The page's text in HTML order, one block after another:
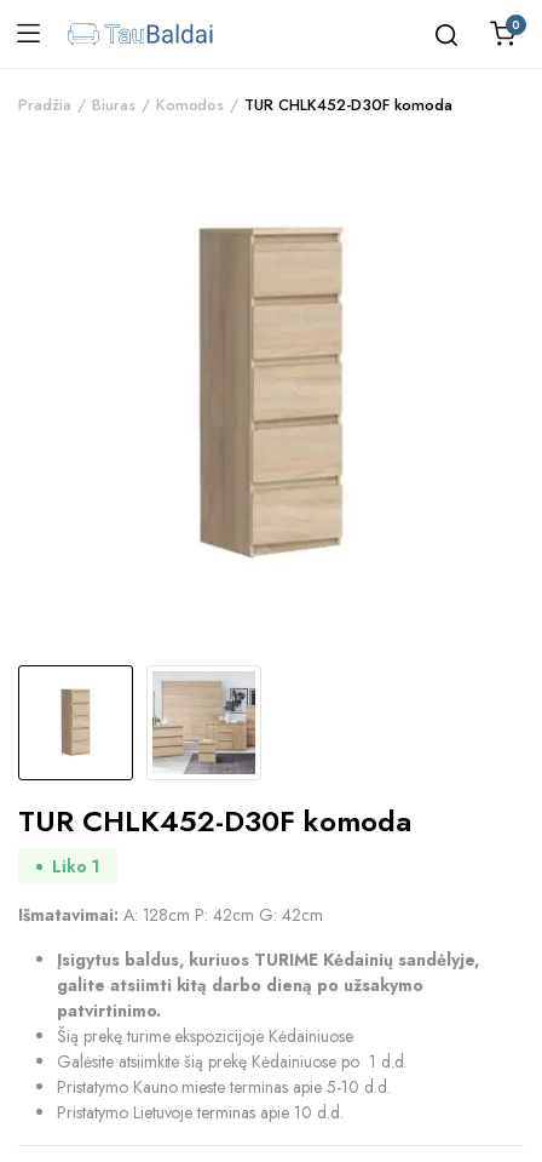
0
Pradžia Biuras Komodos TUR CHLK452-D30F komoda
TUR CHLK452-D30F komoda
Liko 1
Išmatavimai: A: 128cm P: 42cm G: 42cm
Įsigytus baldus, kuriuos TURIME Kėdainių sandėlyje,
galite atsiimti kitą darbo dieną po užsakymo
patvirtinimo.
Šią prekę turime ekspozicijoje Kėdainiuose
Galėsite atsiimkite šią prekę Kėdainiuose po 1 d.d.
Pristatymo Kauno mieste terminas apie 5-10 d.d.
Pristatymo Lietuvoje terminas apie 10 d.d.